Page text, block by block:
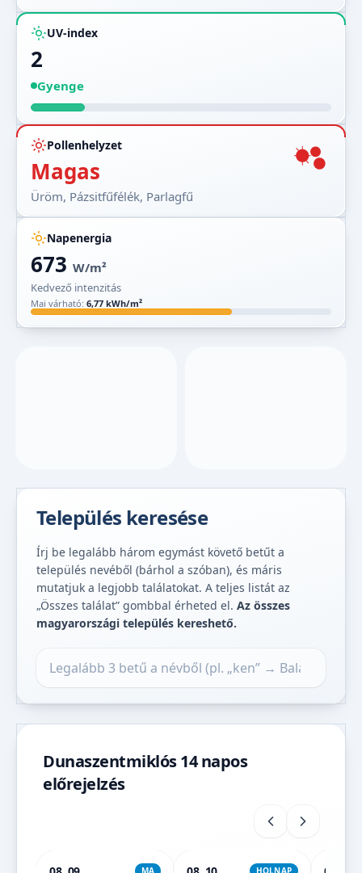
UV-index
2
Gyenge
Pollenhelyzet
Magas
Üröm, Pázsitfűfélék, Parlagfű
Napenergia
673 W/m²
Kedvező intenzitás
Mai várható: 6,77 kWh/m²
Település keresése
Írj be legalább három egymást követő betűt a
település nevéből (bárhol a szóban), és máris
mutatjuk a legjobb találatokat. A teljes listát az
„Összes találat” gombbal érheted el. Az összes
magyarországi település kereshető.
Dunaszentmiklós 14 napos
előrejelzés